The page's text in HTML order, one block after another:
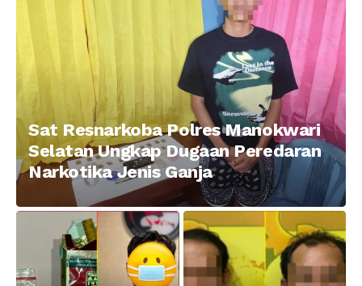
Sat Resnarkoba Polres Manokwari
Selatan Ungkap Dugaan Peredaran
Narkotika Jenis Ganja